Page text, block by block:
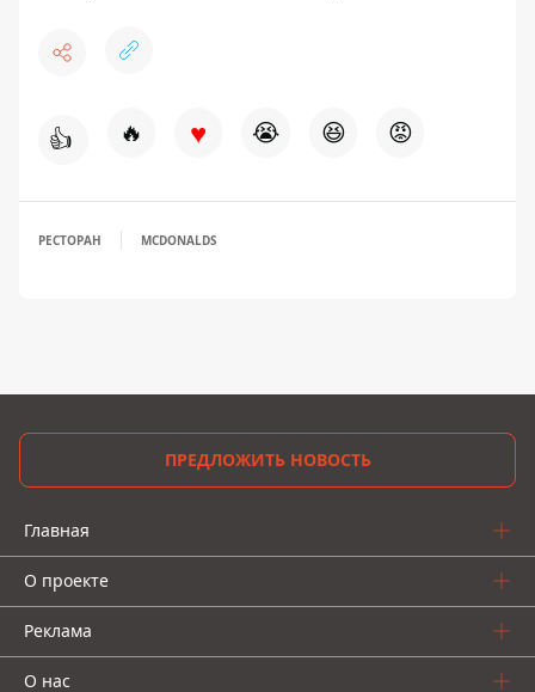
👍 🔥 ♥ 😭 😆 😡
РЕСТОРАН MCDONALDS
ПРЕДЛОЖИТЬ НОВОСТЬ
Главная
О проекте
Реклама
О нас